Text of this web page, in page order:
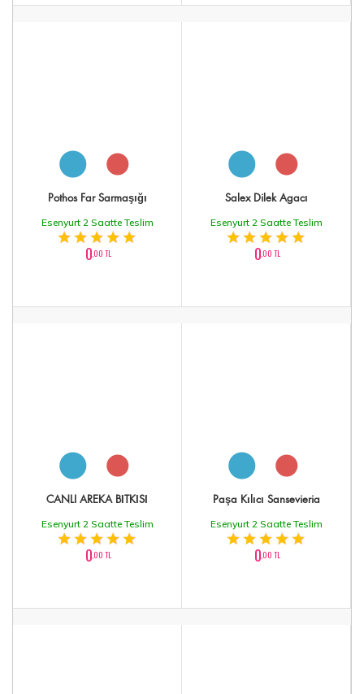
Pothos Far Sarmaşığı
Esenyurt 2 Saatte Teslim
0,00 TL
Salex Dilek Agacı
Esenyurt 2 Saatte Teslim
0,00 TL
CANLI AREKA BİTKİSİ
Esenyurt 2 Saatte Teslim
0,00 TL
Paşa Kılıcı Sansevieria
Esenyurt 2 Saatte Teslim
0,00 TL